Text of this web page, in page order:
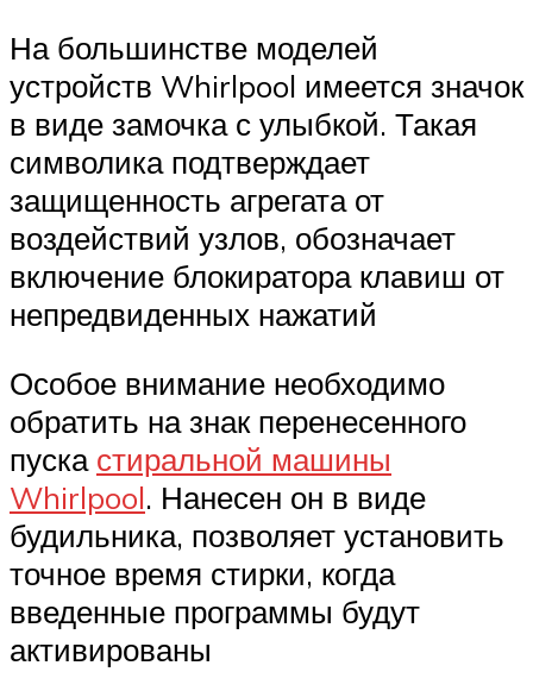
На большинстве моделей
устройств Whirlpool имеется значок
в виде замочка с улыбкой. Такая
символика подтверждает
защищенность агрегата от
воздействий узлов, обозначает
включение блокиратора клавиш от
непредвиденных нажатий
Особое внимание необходимо
обратить на знак перенесенного
пуска стиральной машины
Whirlpool. Нанесен он в виде
будильника, позволяет установить
точное время стирки, когда
введенные программы будут
активированы